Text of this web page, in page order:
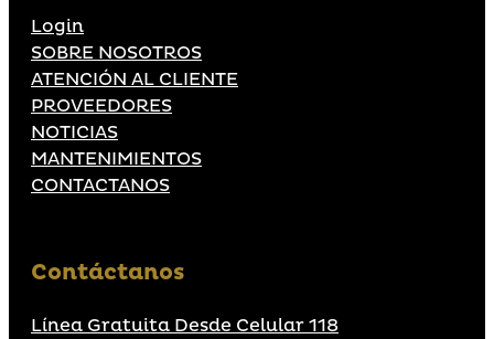
Login
SOBRE NOSOTROS
ATENCIÓN AL CLIENTE
PROVEEDORES
NOTICIAS
MANTENIMIENTOS
CONTACTANOS
Contáctanos
Línea Gratuita Desde Celular 118